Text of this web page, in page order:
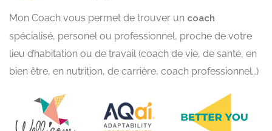
Mon Coach vous permet de trouver un coach
spécialisé, personel ou professionnel, proche de votre
lieu d’habitation ou de travail (coach de vie, de santé, en
bien être, en nutrition, de carrière, coach professionnel…)